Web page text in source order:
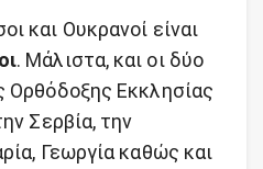
και Ουκρανοί είναι
. Μάλιστα, και οι δύο
Ορθόδοξης Εκκλησίας
Σερβία, την
Γεωργία καθώς και